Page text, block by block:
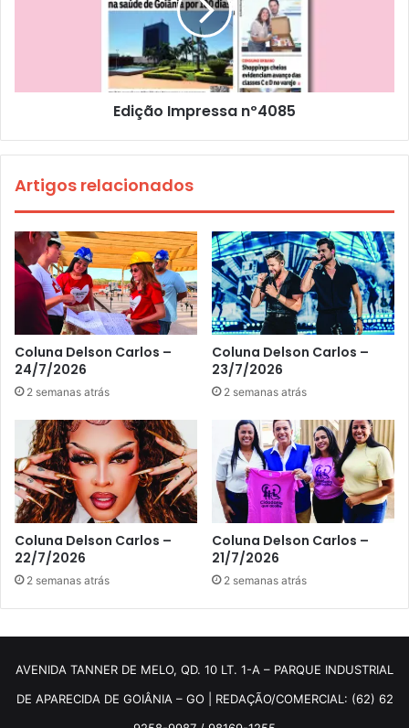
Edição Impressa nº4085
Artigos relacionados
Coluna Delson Carlos –
24/7/2026
2 semanas atrás
Coluna Delson Carlos –
23/7/2026
2 semanas atrás
Coluna Delson Carlos –
22/7/2026
2 semanas atrás
Coluna Delson Carlos –
21/7/2026
2 semanas atrás
AVENIDA TANNER DE MELO, QD. 10 LT. 1-A – PARQUE INDUSTRIAL
DE APARECIDA DE GOIÂNIA – GO | REDAÇÃO/COMERCIAL: (62) 62